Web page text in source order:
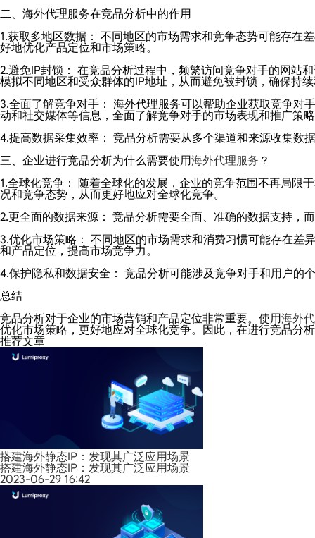
二、海外代理服务在竞品分析中的作用
1.获取多地区数据： 不同地区的市场需求和竞争态势可能存在
好地优化产品定位和市场策略。
2.避免IP封锁： 在竞品分析过程中，频繁访问竞争对手的网站
模拟不同地区和受众群体的IP地址，从而避免被封锁，确保持
3.全面了解竞争对手： 海外代理服务可以帮助企业获取竞争对
动和社交媒体等信息，全面了解竞争对手的市场表现和推广策
4.提高数据采集效率： 竞品分析需要从多个渠道和来源收集数
三、企业进行竞品分析为什么需要使用海外代理服务 ？
1.全球化竞争： 随着全球化的发展，企业的竞争范围不再局限
况和竞争态势，从而更好地应对全球化竞争。
2.更全面的数据来源： 竞品分析需要全面、准确的数据支持，
3.优化市场策略： 不同地区的市场需求和消费习惯可能存在差
和产品定位，提高市场竞争力。
4.保护隐私和数据安全： 竞品分析可能涉及竞争对手和用户的
总结
竞品分析对于企业的市场营销和产品定位非常重要。使用海外
优化市场策略，更好地应对全球化竞争。因此，在进行竞品分
推荐文章
搭建海外静态IP：发现其广泛应用场景
搭建海外静态IP：发现其广泛应用场景
2023-06-29 16:42